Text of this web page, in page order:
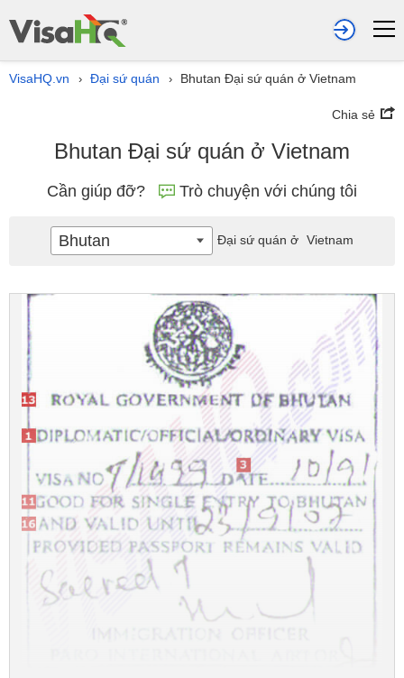
VisaHQ.vn › Đại sứ quán › Bhutan Đại sứ quán ở Vietnam
Chia sẻ
Bhutan Đại sứ quán ở Vietnam
Cần giúp đỡ? Trò chuyện với chúng tôi
Bhutan Đại sứ quán ở Vietnam